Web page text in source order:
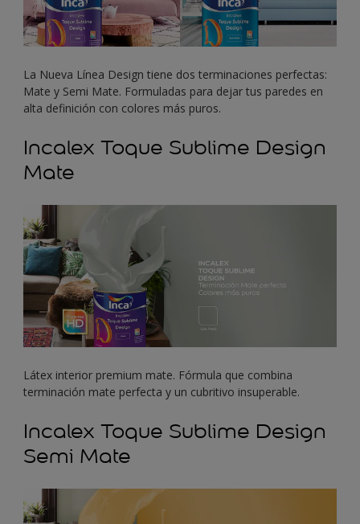
La Nueva Línea Design tiene dos terminaciones perfectas:
Mate y Semi Mate. Formuladas para dejar tus paredes en
alta definición con colores más puros.
Incalex Toque Sublime Design
Mate
Látex interior premium mate. Fórmula que combina
terminación mate perfecta y un cubritivo insuperable.
Incalex Toque Sublime Design
Semi Mate